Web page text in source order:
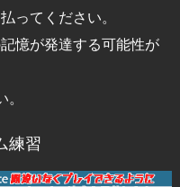
ってください。
憶が発達する可能性が
練習